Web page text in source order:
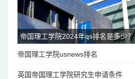
帝国理工学院2024年qs排名是多少？
帝国理工学院usnews排名
英国帝国理工学院研究生申请条件